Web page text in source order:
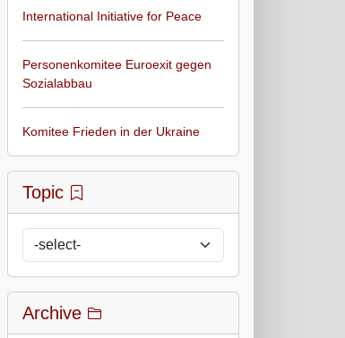
International Initiative for Peace
Personenkomitee Euroexit gegen
Sozialabbau
Komitee Frieden in der Ukraine
Topic
Archive